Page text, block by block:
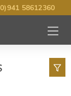
58612360
MENÜ